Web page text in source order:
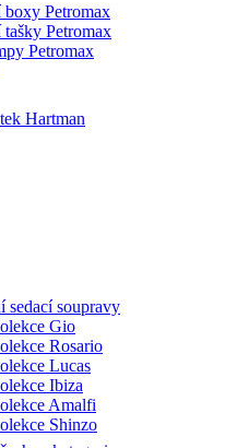
boxy Petromax
Petromax
Petromax
Hartman
sedací soupravy
Gio
Rosario
Lucas
Ibiza
Amalfi
Shinzo